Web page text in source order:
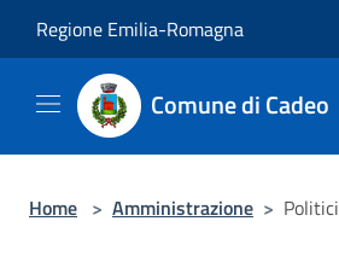
Regione Emilia-Romagna
Comune di Cadeo
Home > Amministrazione > Politici